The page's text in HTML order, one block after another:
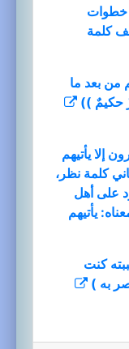
خطوات
كلمة
من بعد ما
حكيمٌ ))
إلا يأتيهم
كلمة نظر،
على أهل
يأتيهم
كنت
به )